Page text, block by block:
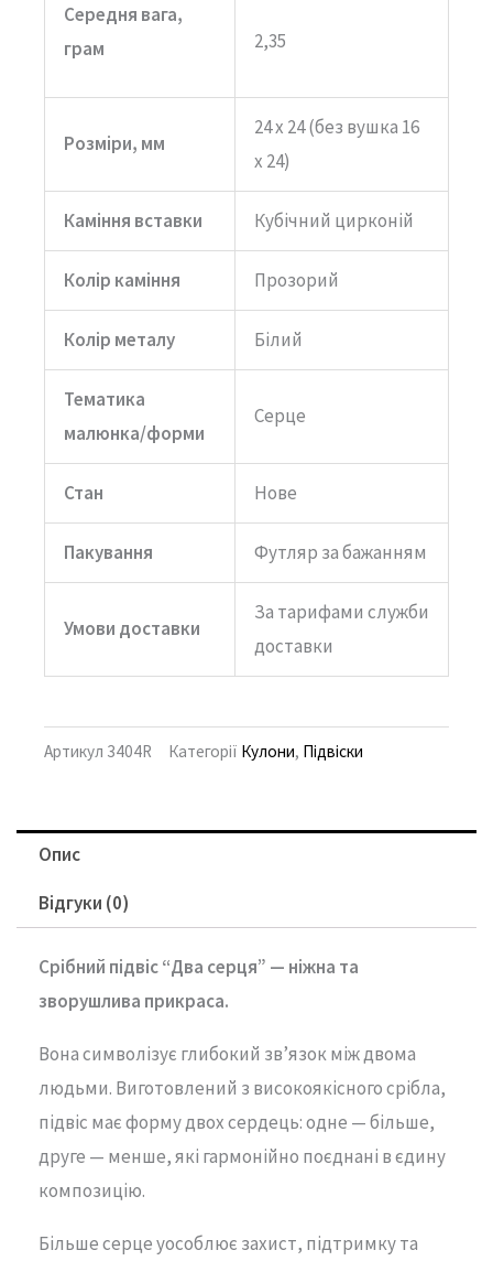
Середня вага,
грам
2,35
Розміри, мм
24 х 24 (без вушка 16
х 24)
Каміння вставки Кубічний цирконій
Колір каміння Прозорий
Колір металу Білий
Тематика
малюнка/форми
Серце
Стан Нове
Пакування Футляр за бажанням
Умови доставки
За тарифами служби
доставки
Артикул 3404R Категорії Кулони, Підвіски
Опис
Відгуки (0)
Срібний підвіс “Два серця” — ніжна та
зворушлива прикраса.
Вона символізує глибокий зв’язок між двома
людьми. Виготовлений з високоякісного срібла,
підвіс має форму двох сердець: одне — більше,
друге — менше, які гармонійно поєднані в єдину
композицію.
Більше серце уособлює захист, підтримку та